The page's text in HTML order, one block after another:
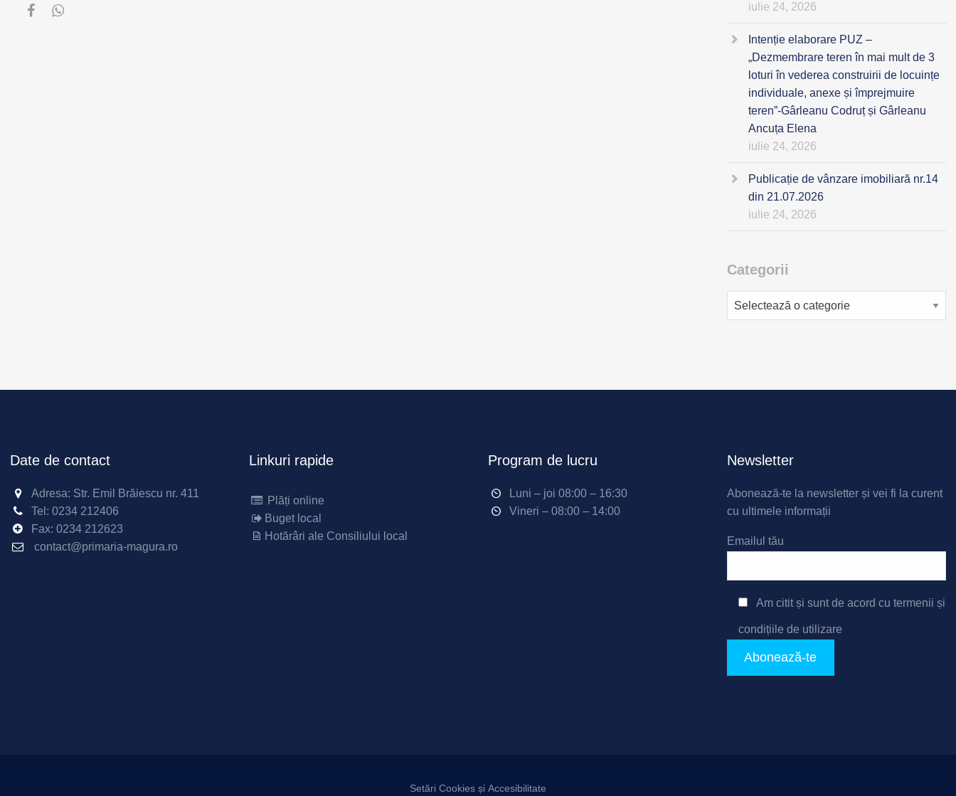
iulie 24, 2026
Intenție elaborare PUZ –
„Dezmembrare teren în mai mult de 3
loturi în vederea construirii de locuințe
individuale, anexe și împrejmuire
teren”-Gârleanu Codruț și Gârleanu
Ancuța Elena
iulie 24, 2026
Publicație de vânzare imobiliară nr.14
din 21.07.2026
iulie 24, 2026
Categorii
Categorii
Date de contact
Adresa: Str. Emil Brăiescu nr. 411
Tel: 0234 212406
Fax: 0234 212623
contact@primaria-magura.ro
Linkuri rapide
Plăți online
Buget local
Hotărâri ale Consiliului local
Program de lucru
Luni – joi 08:00 – 16:30
Vineri – 08:00 – 14:00
Newsletter
Abonează-te la newsletter și vei fi la curent
cu ultimele informații
Emailul tău
Am citit și sunt de acord cu termenii și
condițiile de utilizare
Setări Cookies și Accesibilitate